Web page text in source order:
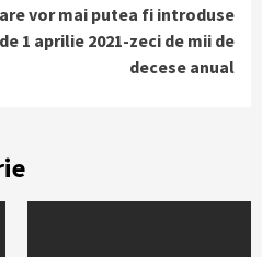
vor mai putea fi introduse
1 aprilie 2021-zeci de mii de
decese anual